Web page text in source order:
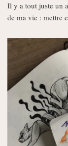
Il y a tout juste un
de ma vie : mettre